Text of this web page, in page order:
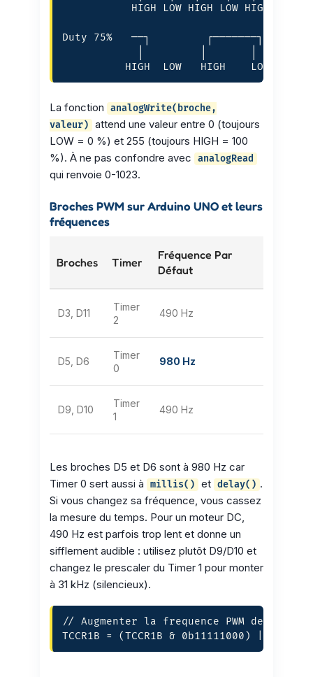
           HIGH LOW HIGH LOW HIGH LOW
Duty 75%   ──┐         ┌───────┐    ┌──
          HIGH  LOW   HIGH    LOW  HIGH
La fonction
analogWrite(broche,
valeur)
attend une valeur entre 0 (toujours
LOW = 0 %) et 255 (toujours HIGH = 100
%). À ne pas confondre avec
analogRead
qui renvoie 0-1023.
Broches PWM sur Arduino UNO et leurs
fréquences
Broches Timer
Fréquence Par
Défaut
D3, D11
Timer
2
490 Hz
D5, D6
Timer
0
980 Hz
D9, D10
Timer
1
490 Hz
Les broches D5 et D6 sont à 980 Hz car
Timer 0 sert aussi à
millis() et delay() .
Si vous changez sa fréquence, vous cassez
la mesure du temps. Pour un moteur DC,
490 Hz est parfois trop lent et donne un
sifflement audible : utilisez plutôt D9/D10 et
changez le prescaler du Timer 1 pour monter
à 31 kHz (silencieux).
// Augmenter la frequence PWM des
TCCR1B = (TCCR1B & 0b11111000) | 0x01;